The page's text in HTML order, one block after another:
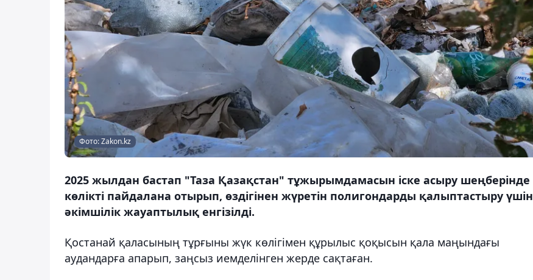
Фото: Zakon.kz
2025 жылдан бастап "Таза Қазақстан" тұжырымдамасын іске асыру шеңберінде
көлікті пайдалана отырып, өздігінен жүретін полигондарды қалыптастыру үшін
әкімшілік жауаптылық енгізілді.
Қостанай қаласының тұрғыны жүк көлігімен құрылыс қоқысын қала маңындағы
аудандарға апарып, заңсыз иемделінген жерде сақтаған.